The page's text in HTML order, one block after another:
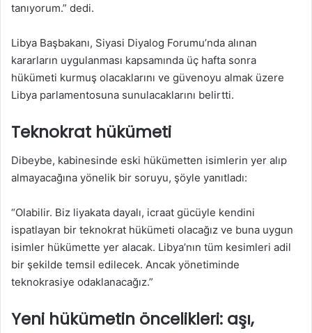
tanıyorum.” dedi.
Libya Başbakanı, Siyasi Diyalog Forumu’nda alınan
kararların uygulanması kapsamında üç hafta sonra
hükümeti kurmuş olacaklarını ve güvenoyu almak üzere
Libya parlamentosuna sunulacaklarını belirtti.
Teknokrat hükümeti
Dibeybe, kabinesinde eski hükümetten isimlerin yer alıp
almayacağına yönelik bir soruyu, şöyle yanıtladı:
“Olabilir. Biz liyakata dayalı, icraat gücüyle kendini
ispatlayan bir teknokrat hükümeti olacağız ve buna uygun
isimler hükümette yer alacak. Libya’nın tüm kesimleri adil
bir şekilde temsil edilecek. Ancak yönetiminde
teknokrasiye odaklanacağız.”
Yeni hükümetin öncelikleri: aşı,